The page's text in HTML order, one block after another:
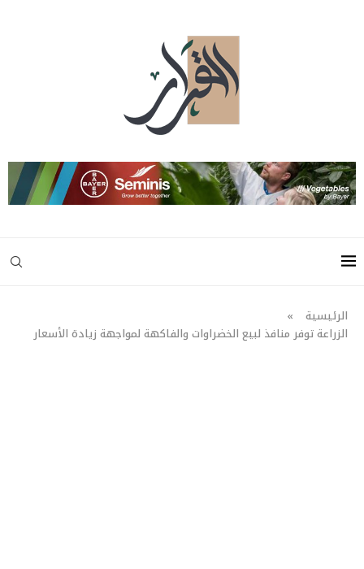
الرئيسية
»
الزراعة توفر منافذ لبيع الخضراوات والفاكهة لمواجهة زيادة الأسعار